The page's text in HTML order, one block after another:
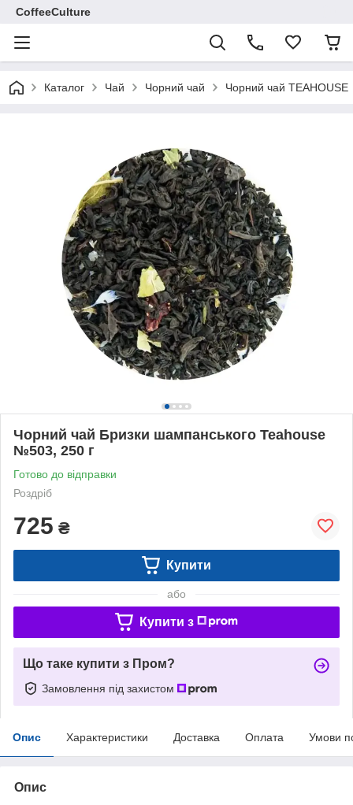
CoffeeCulture
Каталог Чай Чорний чай Чорний чай TEAHOUSE
Чорний чай Бризки шампанського Teahouse
№503, 250 г
Готово до відправки
Роздріб
725 ₴
Купити
або
Купити з
Що таке купити з Пром?
Замовлення під захистом
Опис Характеристики Доставка Оплата Умови
Опис